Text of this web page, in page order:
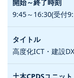
9:45～16:30(受付
高度化ICT・建設